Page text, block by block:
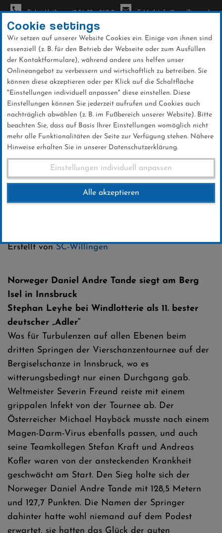
Direkt
zum
Inhalt
Ticket-Hotline: +49 56 32 - 960-0 E-Mail: info@sc-willingen.de
News
FIS World Cup Innsbruck
04.01.2017
Erstellt vonSC-Willingen
Norweger Daniel Andre Tande siegt am Berg
Isel in Innsbruck
Stephan Leyhe bei Windlotterie als 11. bester
deutscher „Adler“
Was für Turbulenzen auf allen Ebenen beim
dritten Springen der Vierschanzentournee auf der
Bergiselschanze in Innsbruck, wo es
witterungsbedingt nur einen Durchgang gab.
Weltmeister Severin Freund reiste mit einem
grippalen Infekt von der Tournee ab. Der
Österreicher Michael Hayböck musste nach einem
Magen-Darm-Virus ebenfalls passen, und auch
seine Teamkollegen Stefan Kraft und Andreas
Kofler waren von der ansteckenden Krankheit
geschwächt am Start. Den Sieg holte sich der
Norweger Daniel Andre Tande mit 128,5 Metern
und 127,7 Punkten. Die Namen der Springer
dahinter hatte wohl niemand auf dem Podest
erwartet, sie hatten das Glück der guten
Cookie settings
Wir setzen auf unserer Website Cookies ein. Einige von ihnen sind
essenziell (z. B. für den Betrieb der Webseite oder zum Ausfüllen
der Kontaktformulare), während andere uns helfen unser
Onlineangebot zu verbessern und wirtschaftlich zu betreiben. Sie
können diese akzeptieren oder per Klick auf die Schaltfläche
"Einstellungen individuell anpassen" diese einstellen. Diese
Einstellungen können Sie jederzeit aufrufen und Cookies auch
nachträglich abwählen (z. B. im Fußbereich unserer Website). Bitte
beachten Sie, dass auf Basis Ihrer Einstellungen womöglich nicht
mehr alle Funktionalitäten der Seite zur Verfügung stehen. Nähere
Hinweise erhalten Sie in unserer Datenschutzerklärung.
Einstellungen individuell anpassen
Alle akzeptieren